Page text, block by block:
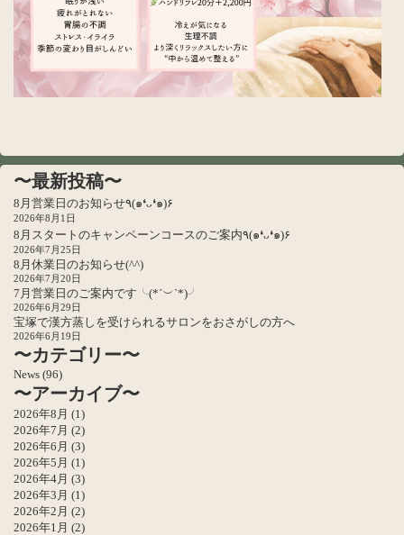
〜最新投稿〜
8月営業日のお知らせ٩(๑❛ᴗ❛๑)۶
2026年8月1日
8月スタートのキャンペーンコースのご案内٩(๑❛ᴗ❛๑)۶
2026年7月25日
8月休業日のお知らせ(^^)
2026年7月20日
7月営業日のご案内です╰(*´︶`*)╯
2026年6月29日
宝塚で漢方蒸しを受けられるサロンをおさがしの方へ
2026年6月19日
〜カテゴリー〜
News (96)
〜アーカイブ〜
2026年8月 (1)
2026年7月 (2)
2026年6月 (3)
2026年5月 (1)
2026年4月 (3)
2026年3月 (1)
2026年2月 (2)
2026年1月 (2)